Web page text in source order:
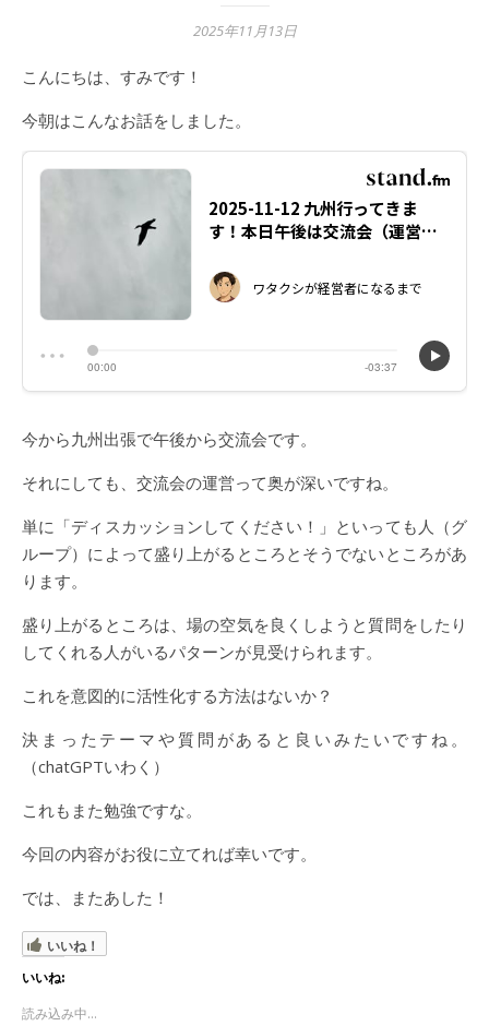
2025年11月13日
こんにちは、すみです！
今朝はこんなお話をしました。
今から九州出張で午後から交流会です。
それにしても、交流会の運営って奥が深いですね。
単に「ディスカッションしてください！」といっても人（グ
ループ）によって盛り上がるところとそうでないところがあ
ります。
盛り上がるところは、場の空気を良くしようと質問をしたり
してくれる人がいるパターンが見受けられます。
これを意図的に活性化する方法はないか？
決まったテーマや質問があると良いみたいですね。
（chatGPTいわく）
これもまた勉強ですな。
今回の内容がお役に立てれば幸いです。
では、またあした！
いいね！
いいね:
読み込み中...